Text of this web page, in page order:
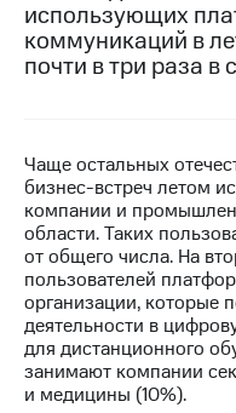
Достижения
Интервью
Контакты
Новости
в
регионе
и акционерам
Корпоративное
управление
использующих
коммуникаций в
почти в три раза в
Чаще остальных
бизнес-встреч летом
компании и
области. Таких
от общего числа. На
пользователей
организации, которые
деятельности в
для дистанционного
занимают компании
и медицины (10%).